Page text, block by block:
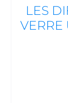
LES
VERRE